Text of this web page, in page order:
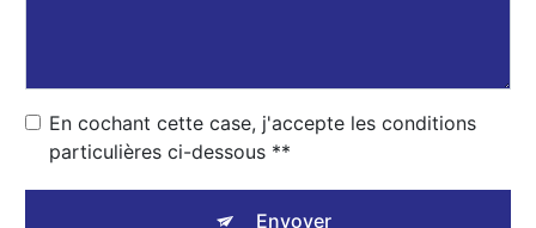
En cochant cette case, j'accepte les conditions
particulières ci-dessous **
Envoyer